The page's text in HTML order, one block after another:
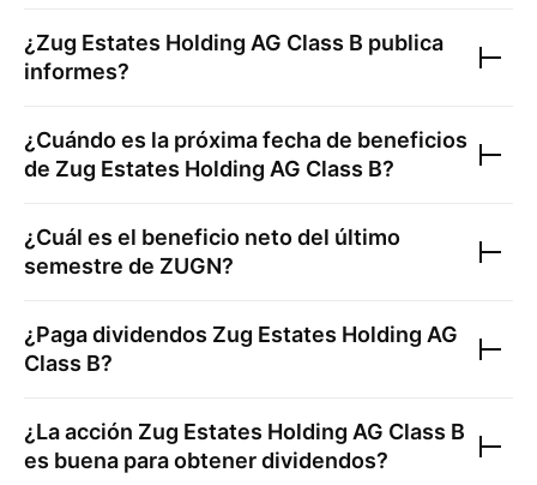
¿Zug Estates Holding AG Class B publica
informes?
¿Cuándo es la próxima fecha de beneficios
de Zug Estates Holding AG Class B?
¿Cuál es el beneficio neto del último
semestre de ZUGN?
¿Paga dividendos Zug Estates Holding AG
Class B?
¿La acción Zug Estates Holding AG Class B
es buena para obtener dividendos?